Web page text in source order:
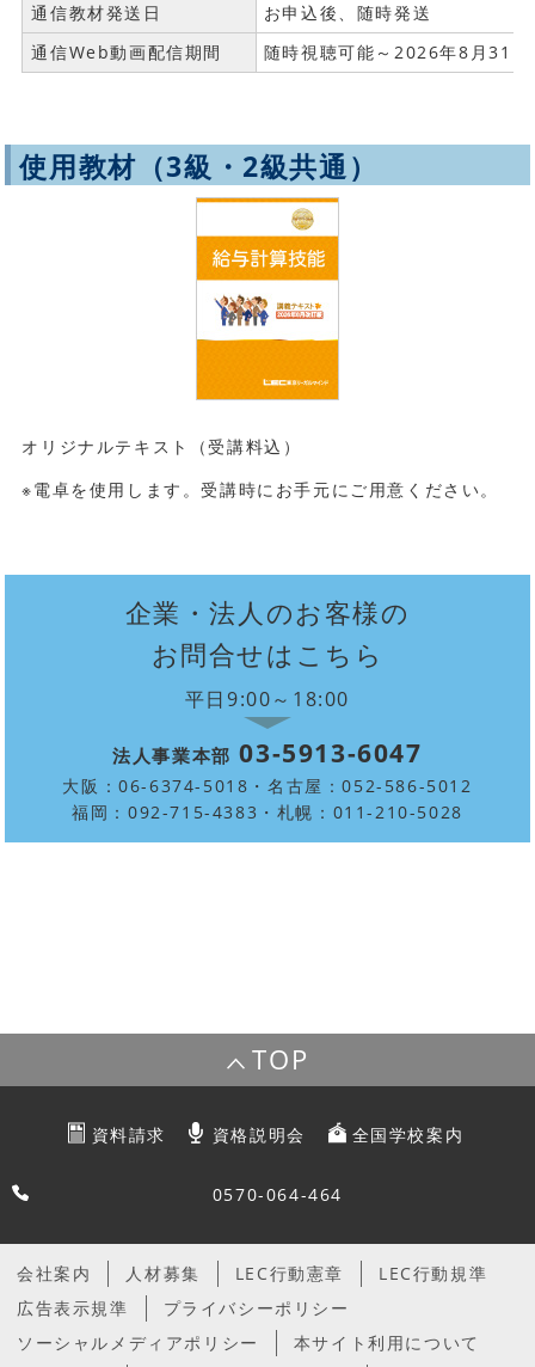
通信教材発送日
お申込後、随時発送
通信Web動画配信期間
随時視聴可能～2026年8月31日
使用教材（3級・2級共通）
オリジナルテキスト（受講料込）
※電卓を使用します。受講時にお手元にご用意ください。
企業・法人のお客様の
お問合せはこちら
平日9:00～18:00
法人事業本部 03-5913-6047
大阪：06-6374-5018・名古屋：052-586-5012
福岡：092-715-4383・札幌：011-210-5028
TOP
資料請求 資格説明会 全国学校案内
0570-064-464
会社案内 人材募集 LEC行動憲章
LEC行動規準
広告表示規準
プライバシーポリシー
ソーシャルメディアポリシー
本サイト利用について